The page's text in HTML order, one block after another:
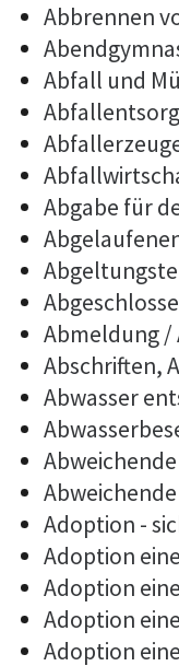
Abbrennen
Abfall und
Abgabe für
Abmeldung /
Abschriften,
Abwasser
Adoption -
Adoption
Adoption
Adoption
Adoption